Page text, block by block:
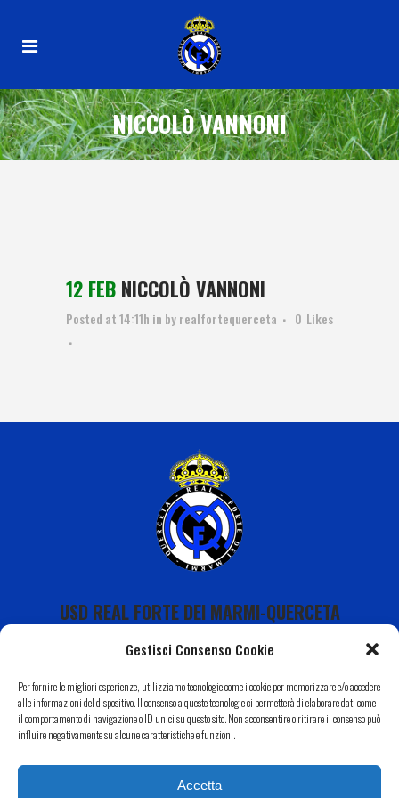
Gestisci Consenso Cookie
Per fornire le migliori esperienze, utilizziamo tecnologie come i cookie per memorizzare e/o accedere
alle informazioni del dispositivo. Il consenso a queste tecnologie ci permetterà di elaborare dati come
il comportamento di navigazione o ID unici su questo sito. Non acconsentire o ritirare il consenso può
influire negativamente su alcune caratteristiche e funzioni.
Accetta
NICCOLÒ VANNONI
12 FEB NICCOLÒ VANNONI
Posted at 14:11h in byrealfortequerceta 0 Likes
USD REAL FORTE DEI MARMI-QUERCETA
Calendario
Il Nostro Territorio